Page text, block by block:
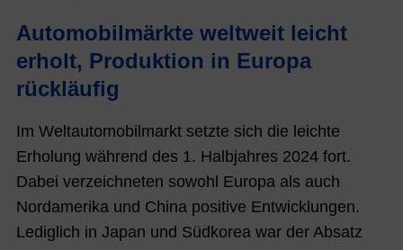
Automobilmärkte weltweit leicht
erholt, Produktion in Europa
rückläufig
Im Weltautomobilmarkt setzte sich die leichte
Erholung während des 1. Halbjahres 2024 fort.
Dabei verzeichneten sowohl Europa als auch
Nordamerika und China positive Entwicklungen.
Lediglich in Japan und Südkorea war der Absatz